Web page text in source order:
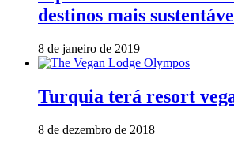
destinos mais
8 de janeiro de 2019
Turquia terá resort
8 de dezembro de 2018